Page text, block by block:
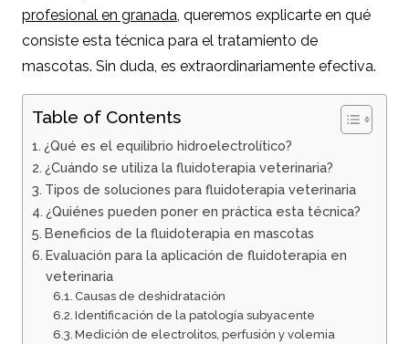
profesional en granada, queremos explicarte en qué
consiste esta técnica para el tratamiento de
mascotas. Sin duda, es extraordinariamente efectiva.
Table of Contents
¿Qué es el equilibrio hidroelectrolítico?
¿Cuándo se utiliza la fluidoterapia veterinaria?
Tipos de soluciones para fluidoterapia veterinaria
¿Quiénes pueden poner en práctica esta técnica?
Beneficios de la fluidoterapia en mascotas
Evaluación para la aplicación de fluidoterapia en
veterinaria
Causas de deshidratación
Identificación de la patología subyacente
Medición de electrolitos, perfusión y volemia